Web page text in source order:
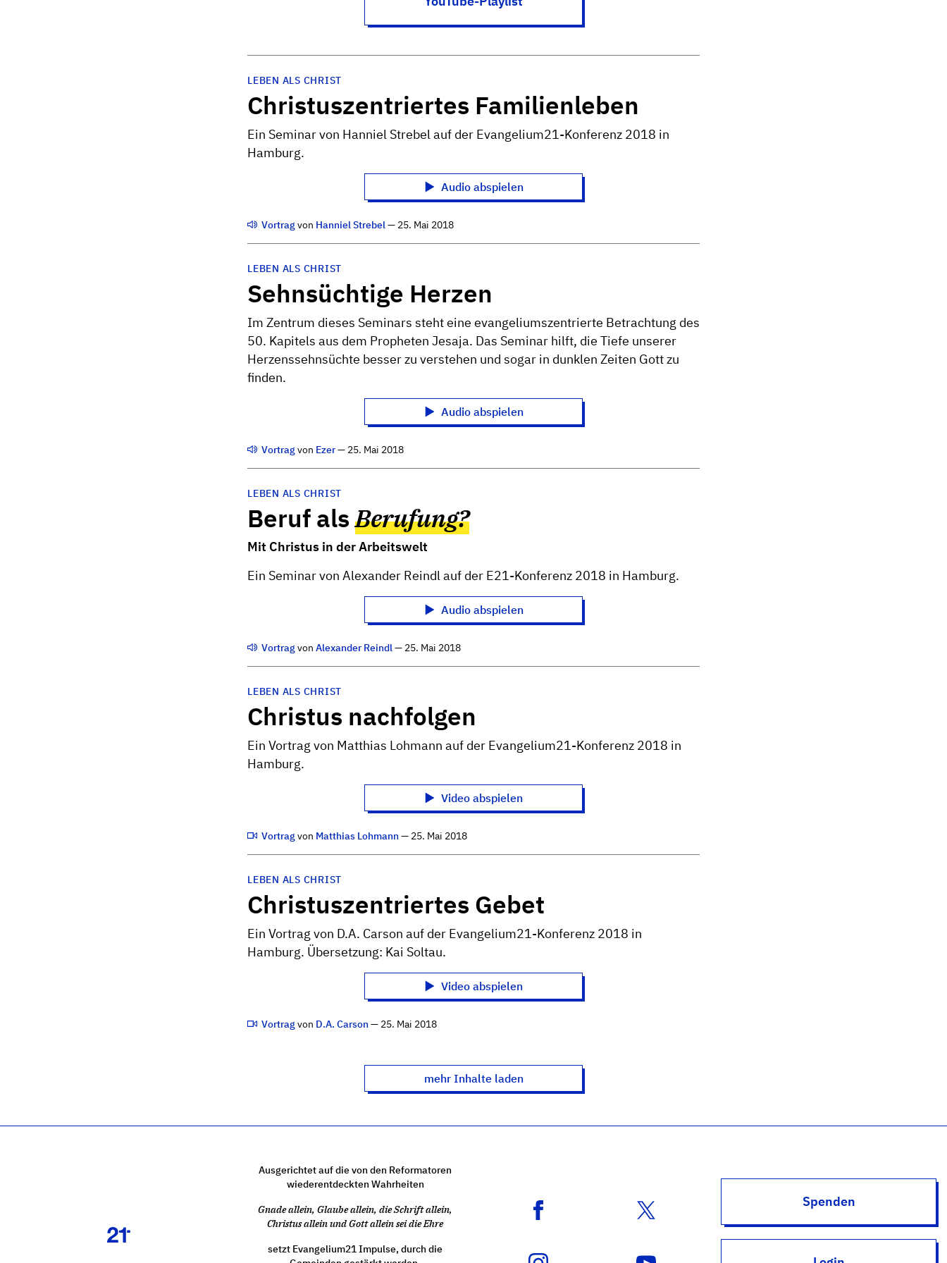
LEBEN ALS CHRIST
Christus­zentriertes Familien­leben
Ein Seminar von Hanniel Strebel auf der Evangelium21-Konferenz 2018 in
Hamburg.
Audio abspielen
Vortragvon Hanniel Strebel— 25. Mai 2018
LEBEN ALS CHRIST
Sehnsüchtige Herzen
Im Zentrum dieses Seminars steht eine evangeliumszentrierte Betrachtung des
50. Kapitels aus dem Propheten Jesaja. Das Seminar hilft, die Tiefe unserer
Herzenssehnsüchte besser zu verstehen und sogar in dunklen Zeiten Gott zu
finden.
Audio abspielen
Vortragvon Ezer— 25. Mai 2018
LEBEN ALS CHRIST
Beruf alsBerufung?
Mit Christus in der Arbeitswelt
Ein Seminar von Alexander Reindl auf der E21-Konferenz 2018 in Hamburg.
Audio abspielen
VortragvonAlexander Reindl— 25. Mai 2018
LEBEN ALS CHRIST
Christus nachfolgen
Ein Vortrag von Matthias Lohmann auf der Evangelium21-Konferenz 2018 in
Hamburg.
Video abspielen
Vortragvon Matthias Lohmann— 25. Mai 2018
LEBEN ALS CHRIST
Christuszentriertes Gebet
Ein Vortrag von D.A. Carson auf der Evangelium21-Konferenz 2018 in
Hamburg. Übersetzung: Kai Soltau.
Video abspielen
Vortragvon D.A. Carson— 25. Mai 2018
mehr Inhalte laden
Ausgerichtet auf die von den Reformatoren
wiederentdeckten Wahrheiten
Gnade allein, Glaube allein, die Schrift allein,
Christus allein und Gott allein sei die Ehre
setzt Evangelium21 Impulse, durch die
Spenden